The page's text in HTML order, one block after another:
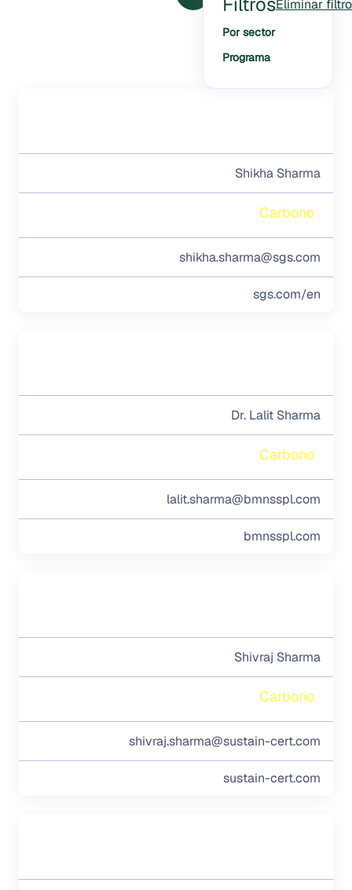
Eliminar
Por sector
Programa
Shikha Sharma
Carbono
shikha.sharma@sgs.com
sgs.com/en
Dr. Lalit Sharma
Carbono
lalit.sharma@bmnsspl.com
bmnsspl.com
Shivraj Sharma
Carbono
shivraj.sharma@sustain-cert.com
sustain-cert.com